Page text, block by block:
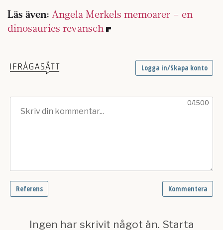
Läs även: Angela Merkels memoarer – en
dinosauries revansch